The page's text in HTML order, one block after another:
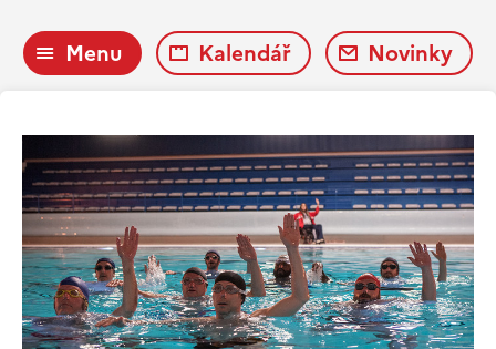
Menu Kalendář Novinky